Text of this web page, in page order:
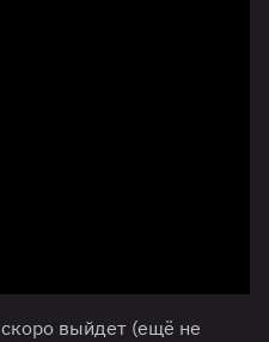
скоро выйдет (ещё не